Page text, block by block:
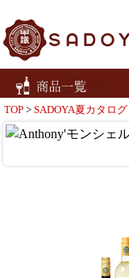
TOP > SADOYA夏カタログ